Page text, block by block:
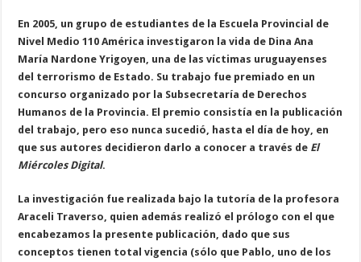
En 2005, un grupo de estudiantes de la Escuela Provincial de
Nivel Medio 110 América investigaron la vida de Dina Ana
María Nardone Yrigoyen, una de las víctimas uruguayenses
del terrorismo de Estado. Su trabajo fue premiado en un
concurso organizado por la Subsecretaría de Derechos
Humanos de la Provincia. El premio consistía en la publicación
del trabajo, pero eso nunca sucedió, hasta el día de hoy, en
que sus autores decidieron darlo a conocer a través de El
Miércoles Digital.
La investigación fue realizada bajo la tutoría de la profesora
Araceli Traverso, quien además realizó el prólogo con el que
encabezamos la presente publicación, dado que sus
conceptos tienen total vigencia (sólo que Pablo, uno de los